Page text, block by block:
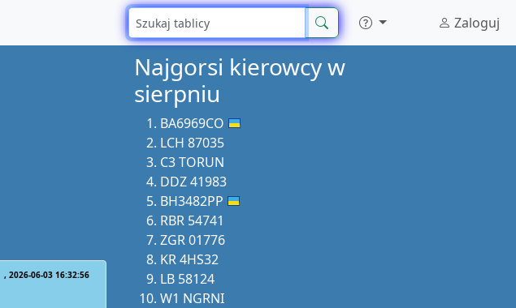
Zaloguj
2026-06-03 16:32:56
Najgorsi kierowcy w
sierpniu
BA6969CO
LCH 87035
C3 TORUN
DDZ 41983
BH3482PP
RBR 54741
ZGR 01776
KR 4HS32
LB 58124
W1 NGRNI